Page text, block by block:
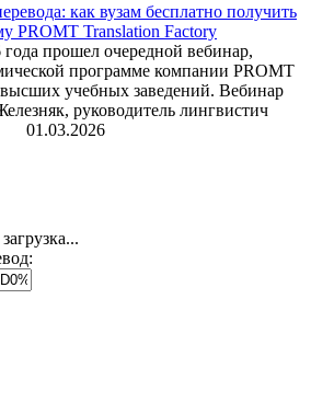
как вузам бесплатно получить
PROMT Translation Factory
года прошел очередной вебинар,
программе компании PROMT
высших учебных заведений. Вебинар
руководитель лингвистич
01.03.2026